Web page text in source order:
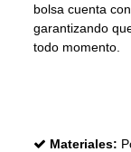
bolsa cuenta
garantizando
todo momento.
Materiales: